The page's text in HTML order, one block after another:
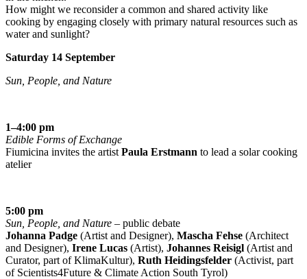
How might we reconsider a common and shared activity like
cooking by engaging closely with primary natural resources such as
water and sunlight?
Saturday 14 September
Sun, People, and Nature
1–4:00 pm
Edible Forms of Exchange
Fiumicina invites the artist Paula Erstmann to lead a solar cooking
atelier
5:00 pm
Sun, People, and Nature – public debate
Johanna Padge (Artist and Designer), Mascha Fehse (Architect
and Designer), Irene Lucas (Artist), Johannes Reisigl (Artist and
Curator, part of KlimaKultur), Ruth Heidingsfelder (Activist, part
of Scientists4Future & Climate Action South Tyrol)